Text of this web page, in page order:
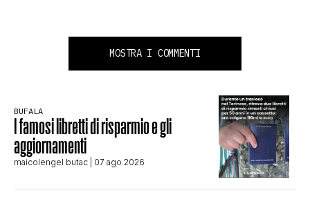
MOSTRA I COMMENTI
BUFALA
I famosi libretti di risparmio e gli
aggiornamenti
maicolengel butac | 07 ago 2026